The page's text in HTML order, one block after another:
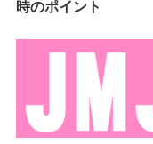
時のポイント